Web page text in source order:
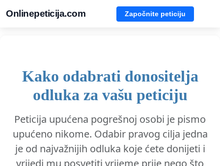
Onlinepeticija.com Započnite peticiju
Kako odabrati donositelja
odluka za vašu peticiju
Peticija upućena pogrešnoj osobi je pismo
upućeno nikome. Odabir pravog cilja jedna
je od najvažnijih odluka koje ćete donijeti i
vrijedi mu posvetiti vrijeme prije nego što